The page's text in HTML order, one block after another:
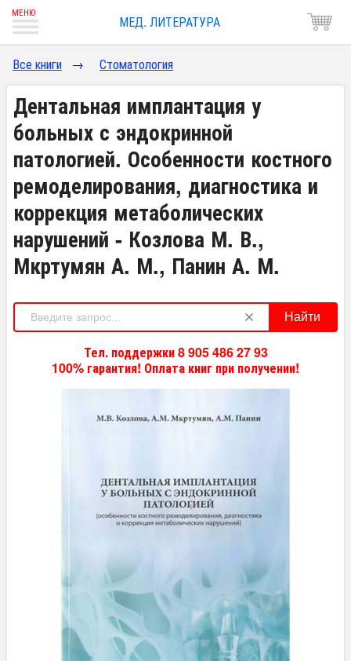
МЕД. ЛИТЕРАТУРА
Все книги → Стоматология
Дентальная имплантация у
больных с эндокринной
патологией. Особенности костного
ремоделирования, диагностика и
коррекция метаболических
нарушений - Козлова М. В.,
Мкртумян А. М., Панин А. М.
Найти
Тел. поддержки 8 905 486 27 93
100% гарантия! Оплата книг при получении!